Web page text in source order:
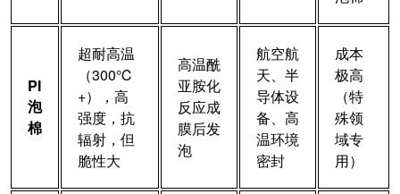
PI
泡
棉
超耐高温
（300℃
+），高
强度，抗
辐射，但
脆性大
高温酰
亚胺化
反应成
膜后发
泡
航空航
天、半
导体设
备、高
温环境
密封
成本
极高
（特
殊领
域专
用）